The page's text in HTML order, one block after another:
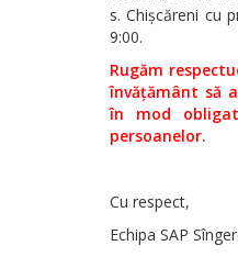
s. Chișcăreni cu
9:00.
Rugăm
învățământ să
în mod
persoanelor.
Cu respect,
Echipa SAP